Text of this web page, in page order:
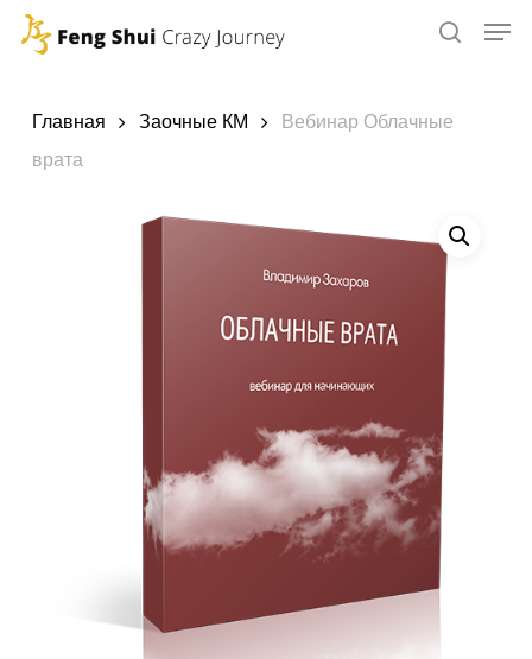
Skip
contentГлавная Заочные КМ
Вебинар Облачные
врата